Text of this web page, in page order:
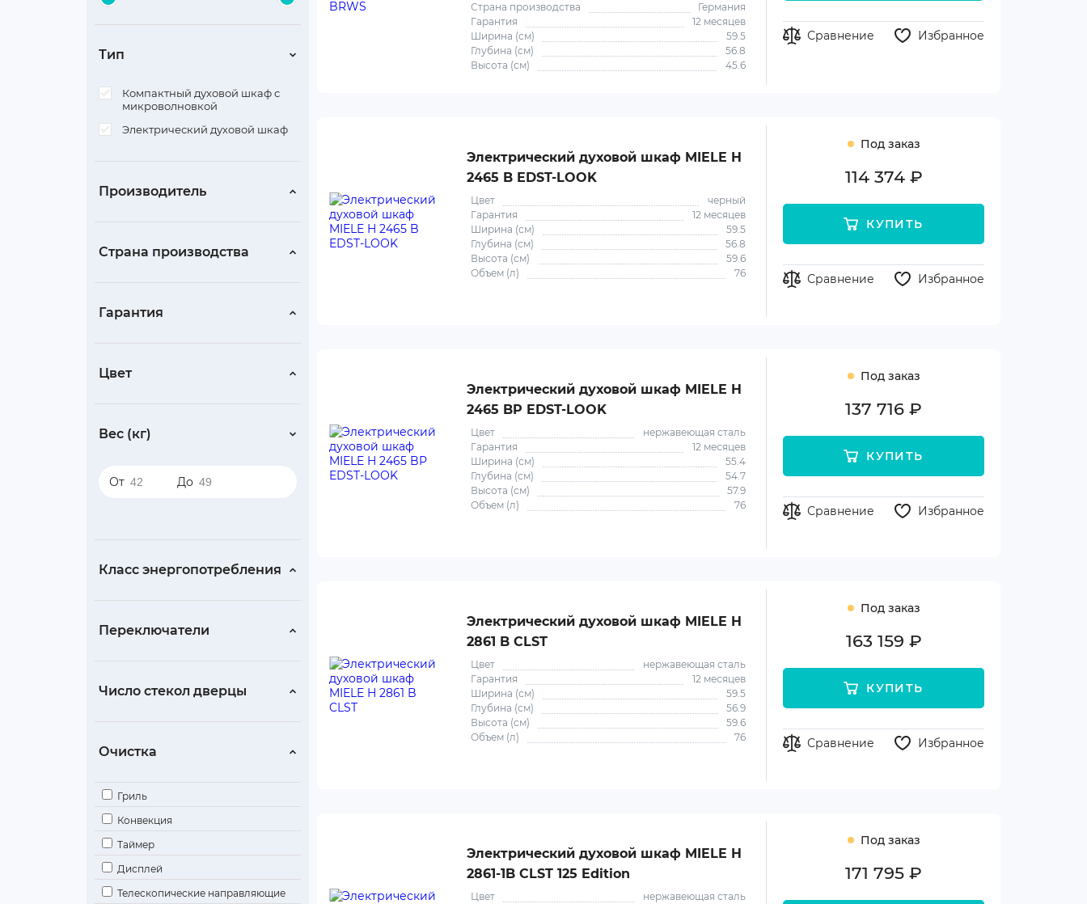
Страна производства
Германия
Гарантия
12 месяцев
Ширина (см)
59.5
Глубина (см)
56.8
Высота (см)
45.6
Сравнение Избранное
Электрический духовой шкаф MIELE H
2465 B EDST-LOOK
Цвет
черный
Гарантия
12 месяцев
Ширина (см)
59.5
Глубина (см)
56.8
Высота (см)
59.6
Объем (л)
76
Под заказ
114 374 ₽
Сравнение Избранное
КУПИТЬ
Электрический духовой шкаф MIELE H
2465 BP EDST-LOOK
Цвет
нержавеющая сталь
Гарантия
12 месяцев
Ширина (см)
55.4
Глубина (см)
54.7
Высота (см)
57.9
Объем (л)
76
Под заказ
137 716 ₽
Сравнение Избранное
КУПИТЬ
Электрический духовой шкаф MIELE H
2861 B CLST
Цвет
нержавеющая сталь
Гарантия
12 месяцев
Ширина (см)
59.5
Глубина (см)
56.9
Высота (см)
59.6
Объем (л)
76
Под заказ
163 159 ₽
Сравнение Избранное
КУПИТЬ
Электрический духовой шкаф MIELE H
2861-1B CLST 125 Edition
Цвет
нержавеющая сталь
Под заказ
171 795 ₽
Тип
Компактный духовой шкаф с
микроволновкой
Электрический духовой шкаф
Производитель
Страна производства
Гарантия
Цвет
Вес (кг)
От До
Класс энергопотребления
Переключатели
Число стекол дверцы
Очистка
Гриль
Конвекция
Таймер
Дисплей
Телескопические направляющие